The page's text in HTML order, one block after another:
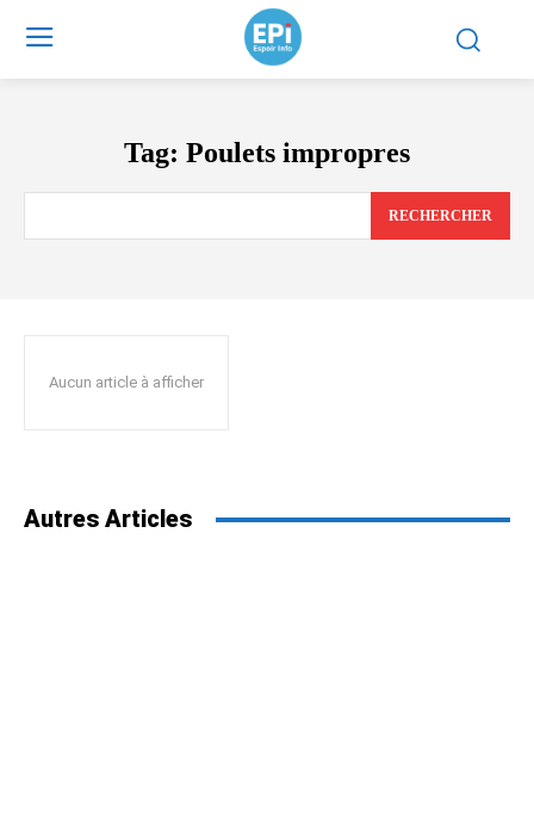
Tag: Poulets impropres
RECHERCHER
Aucun article à afficher
Autres Articles